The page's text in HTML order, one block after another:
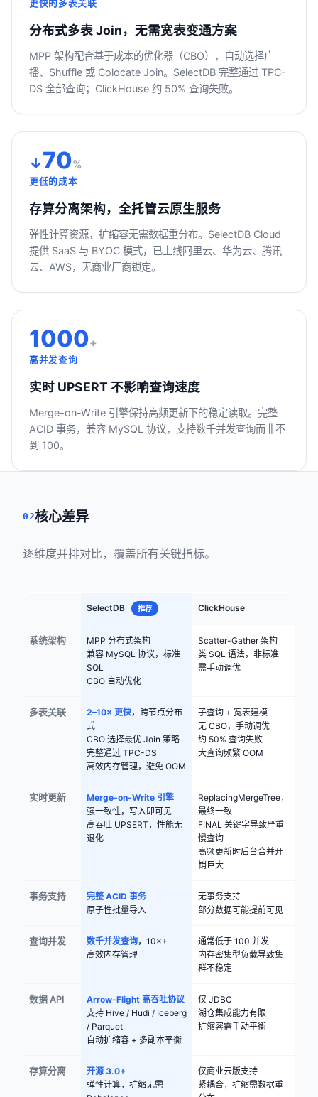
更快的多表关联
分布式多表 Join，无需宽表变通方案
MPP 架构配合基于成本的优化器（CBO），自动选择广
播、Shuffle 或 Colocate Join。SelectDB 完整通过 TPC-
DS 全部查询；ClickHouse 约 50% 查询失败。
↓70%
更低的成本
存算分离架构，全托管云原生服务
弹性计算资源，扩缩容无需数据重分布。SelectDB Cloud
提供 SaaS 与 BYOC 模式，已上线阿里云、华为云、腾讯
云、AWS，无商业厂商锁定。
1000+
高并发查询
实时 UPSERT 不影响查询速度
Merge-on-Write 引擎保持高频更新下的稳定读取。完整
ACID 事务，兼容 MySQL 协议，支持数千并发查询而非不
到 100。
02核心差异
逐维度并排对比，覆盖所有关键指标。
SelectDB 推荐 ClickHouse
系统架构
MPP 分布式架构
兼容 MySQL 协议，标准
SQL
CBO 自动优化
Scatter-Gather 架构
类 SQL 语法，非标准
需手动调优
多表关联 2–10× 更快，跨节点分布
式
CBO 选择最优 Join 策略
完整通过 TPC-DS
高效内存管理，避免 OOM
子查询 + 宽表建模
无 CBO，手动调优
约 50% 查询失败
大查询频繁 OOM
实时更新
Merge-on-Write 引擎
强一致性，写入即可见
高吞吐 UPSERT，性能无
退化
ReplacingMergeTree，
最终一致
FINAL 关键字导致严重
慢查询
高频更新时后台合并开
销巨大
事务支持
完整 ACID 事务
原子性批量导入
无事务支持
部分数据可能提前可见
查询并发 数千并发查询，10×+
高效内存管理
通常低于 100 并发
内存密集型负载导致集
群不稳定
数据 API
Arrow-Flight 高吞吐协议
支持 Hive / Hudi / Iceberg
/ Parquet
自动扩缩容 + 多副本平衡
仅 JDBC
湖仓集成能力有限
扩缩容需手动平衡
存算分离
开源 3.0+
弹性计算，扩缩无需
仅商业云版支持
紧耦合，扩缩需数据重